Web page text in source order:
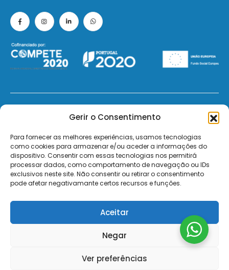
Gerir o Consentimento
Para fornecer as melhores experiências, usamos tecnologias
como cookies para armazenar e/ou aceder a informações do
dispositivo. Consentir com essas tecnologias nos permitirá
processar dados, como comportamento de navegação ou IDs
exclusivos neste site. Não consentir ou retirar o consentimento
pode afetar negativamante certos recursos e funções.
Aceitar
Negar
Ver preferências
© 2026 - ElectroMatos - Todos os direitos reservados.
Site by VC.
Pagamentos Seguros MB | MB WAY | Transferência Bancária | Payshop | Visa | Mastercard | Visa
Secure | Mastercard Identity Check